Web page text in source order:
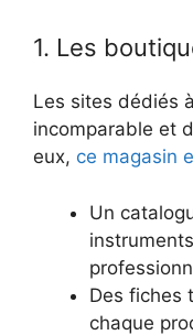
1. Les
Les sites dédiés
incomparable et
eux, ce magasin
Un
Des fiches
chaque